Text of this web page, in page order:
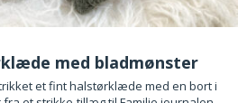
med bladmønster
et fint halstørklæde med en bort i